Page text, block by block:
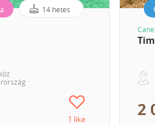
14 hetes
1 like 2